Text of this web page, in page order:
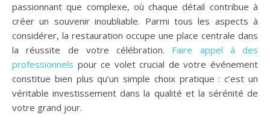
passionnant que complexe, où chaque détail contribue à
créer un souvenir inoubliable. Parmi tous les aspects à
considérer, la restauration occupe une place centrale dans
la réussite de votre célébration. Faire appel à des
professionnels pour ce volet crucial de votre événement
constitue bien plus qu’un simple choix pratique : c’est un
véritable investissement dans la qualité et la sérénité de
votre grand jour.